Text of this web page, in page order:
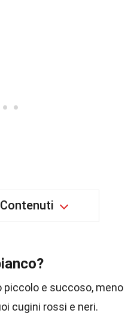
piccolo e succoso, meno
cugini rossi e neri.